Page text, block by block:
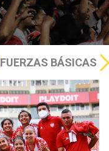
FUERZAS BÁSICAS